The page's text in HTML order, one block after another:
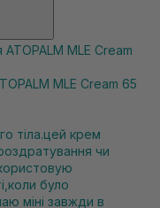
MLE Cream 65
тіла.цей крем
чи
було
міні завжди в